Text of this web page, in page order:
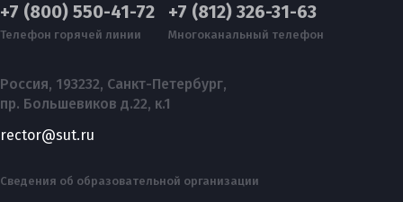
+7 (800) 550-41-72
Телефон горячей линии
+7 (812) 326-31-63
Многоканальный телефон
Россия, 193232, Санкт-Петербург,
пр. Большевиков д.22, к.1
rector@sut.ru
Сведения об образовательной организации